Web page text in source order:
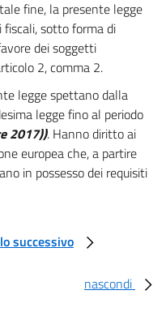
fine, la presente legge
fiscali, sotto forma di
dei soggetti
2, comma 2.
legge spettano dalla
legge fino al periodo
2017)). Hanno diritto ai
europea che, a partire
in possesso dei requisiti
successivo
nascondi